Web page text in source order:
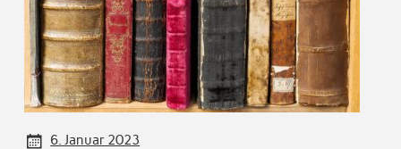
6. Januar 2023